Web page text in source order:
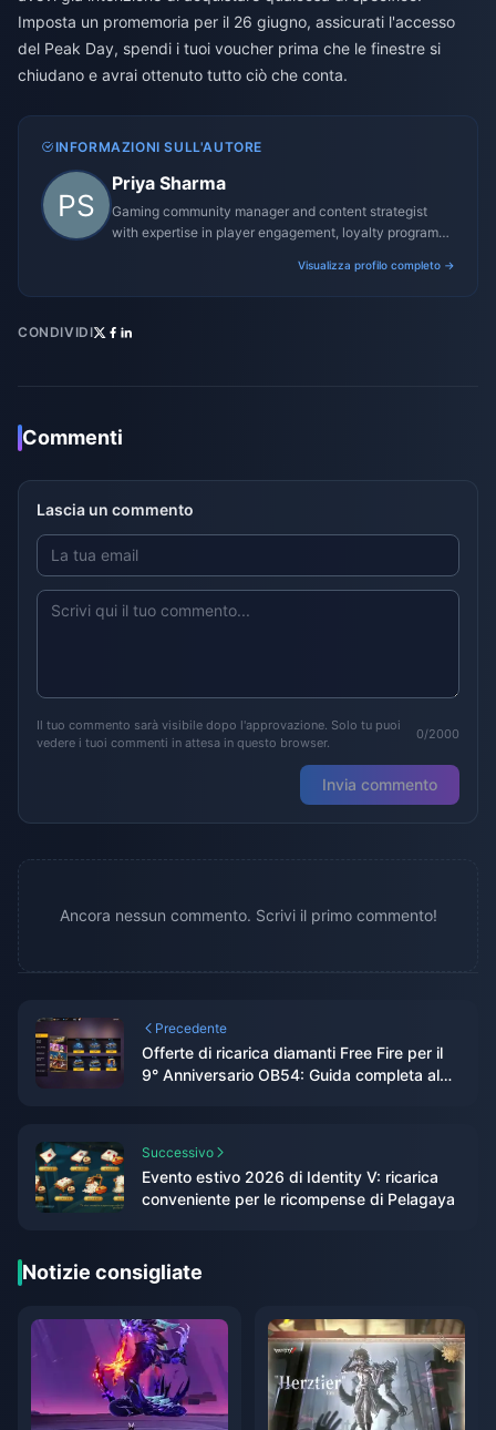
Imposta un promemoria per il 26 giugno, assicurati l'accesso
del Peak Day, spendi i tuoi voucher prima che le finestre si
chiudano e avrai ottenuto tutto ciò che conta.
INFORMAZIONI SULL'AUTORE
Priya Sharma
Gaming community manager and content strategist
with expertise in player engagement, loyalty programs,
Visualizza profilo completo →
CONDIVIDI
Commenti
Lascia un commento
Il tuo commento sarà visibile dopo l'approvazione. Solo tu puoi
vedere i tuoi commenti in attesa in questo browser.
0/2000
Invia commento
Ancora nessun commento. Scrivi il primo commento!
Precedente
Offerte di ricarica diamanti Free Fire per il
9° Anniversario OB54: Guida completa al
Successivo
Evento estivo 2026 di Identity V: ricarica
conveniente per le ricompense di Pelagaya
Notizie consigliate